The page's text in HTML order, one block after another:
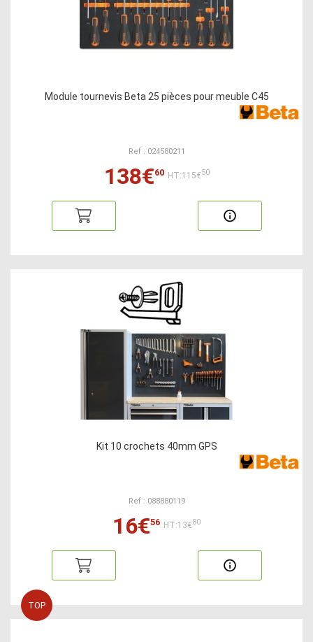
Module tournevis Beta 25 pièces pour meuble C45
Ref : 024580211
138€60 HT:115€50
Kit 10 crochets 40mm GPS
Ref : 088880119
16€56 HT:13€80
TOP